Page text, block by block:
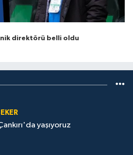
direktörü belli oldu
yaşıyoruz